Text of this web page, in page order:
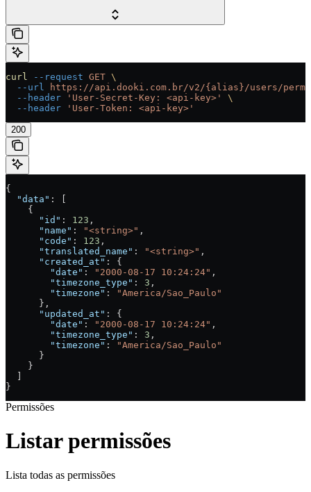
curl --request GET \
  --url
https://api.dooki.com.br/v2/{alias}/users/
  --header
'User-Secret-Key: <api-key>'
\
  --header
'User-Token: <api-key>'
200
{
  "data"
: [
    {
      "id"
: 123 ,
      "name"
: "<string>" ,
      "code"
: 123 ,
      "translated_name"
: "<string>" ,
      "created_at"
: {
        "date"
: "2000-08-17 10:24:24" ,
        "timezone_type"
: 3 ,
        "timezone"
:
"America/Sao_Paulo"
      },
      "updated_at"
: {
        "date"
: "2000-08-17 10:24:24" ,
        "timezone_type"
: 3 ,
        "timezone"
:
"America/Sao_Paulo"
      }
    }
}
Permissões
Listar permissões
Lista todas as permissões